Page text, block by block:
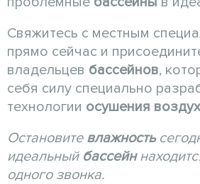
Свяжитесь с местным
прямо сейчас и
владельцев бассейнов,
себя силу специально
технологии осушения
Остановите влажность
идеальный бассейн
одного звонка.